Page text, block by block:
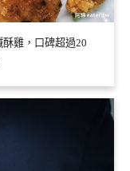
雞，口碑超過20